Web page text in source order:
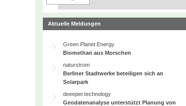
Aktuelle Meldungen
Green Planet Energy
Biomethan aus Morschen
naturstrom
Berliner Stadtwerke beteiligen sich an
Solarpark
deeeper.technology
Geodatenanalyse unterstützt Planung von